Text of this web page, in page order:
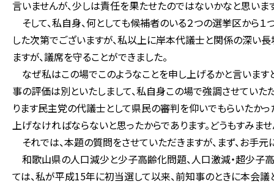
言いませんが、少しは責任を果たせたのではないかなと思いま
そして、私自身、何としても候補者のいる２つの選挙区か
した次第でございますが、私以上に岸本代議士と関係の深い
ますが、議席を守ることができました。
なぜ私はこの場でこのようなことを申し上げるかと言います
事の評価は別といたしまして、私自身この場で強調させてい
ります民主党の代議士として県民の審判を仰いでもらいたか
上げなければならないと思ったからであります。どうもすみませ
それでは、本題の質問をさせていただきますが、まず、お手
和歌山県の人口減少と少子高齢化問題、人口激減・超少子
ては、私が平成15年に初当選して以来、前知事のときに本会